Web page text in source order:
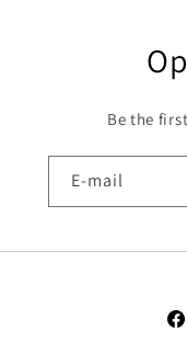
Be the
E-mail